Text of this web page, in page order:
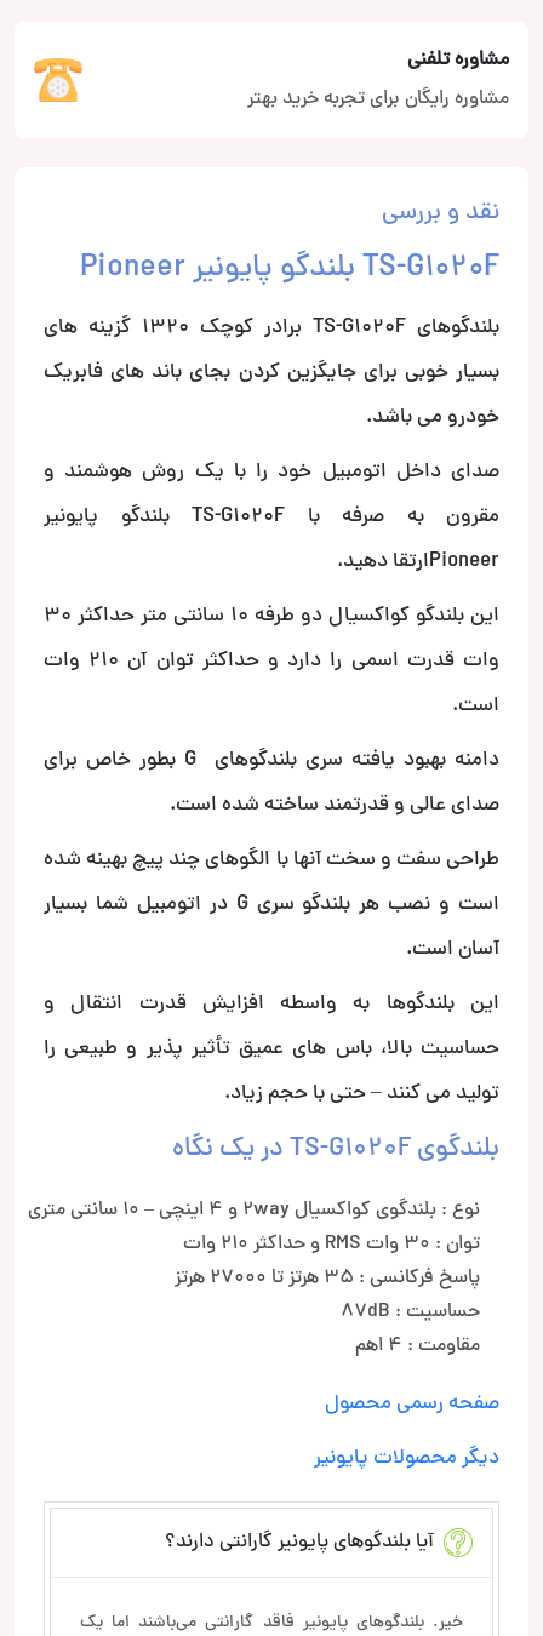
مشاوره تلفنی
مشاوره رایگان برای تجربه خرید بهتر
نقد و بررسی
TS-G1020F بلندگو پایونیر Pioneer
بلندگوهای TS-G1020F برادر کوچک 1320 گزینه های
بسیار خوبی برای جایگزین کردن بجای باند های فابریک
خودرو می باشد.
صدای داخل اتومبیل خود را با یک روش هوشمند و
مقرون به صرفه با TS-G1020F بلندگو پایونیر
Pioneerارتقا دهید.
این بلندگو کواکسیال دو طرفه 10 سانتی متر حداکثر 30
وات قدرت اسمی را دارد و حداکثر توان آن 210 وات
است.
دامنه بهبود یافته سری بلندگوهای G بطور خاص برای
صدای عالی و قدرتمند ساخته شده است.
طراحی سفت و سخت آنها با الگوهای چند پیچ ​​بهینه شده
است و نصب هر بلندگو سری G در اتومبیل شما بسیار
آسان است.
این بلندگوها به واسطه افزایش قدرت انتقال و
حساسیت بالا، باس های عمیق تأثیر پذیر و طبیعی را
تولید می کنند – حتی با حجم زیاد.
بلندگوی TS-G1020F در یک نگاه
نوع : بلندگوی کواکسیال 2way و 4 اینچی – 10 سانتی متری
توان : 30 وات RMS و حداکثر 210 وات
پاسخ فرکانسی : 35 هرتز تا 27000 هرتز
حساسیت : 87dB
مقاومت : 4 اهم
صفحه رسمی محصول
دیگر محصولات پایونیر
آیا بلندگوهای پایونیر گارانتی دارند؟
خیر. بلندگوهای پایونیر فاقد گارانتی می‌باشند اما یک